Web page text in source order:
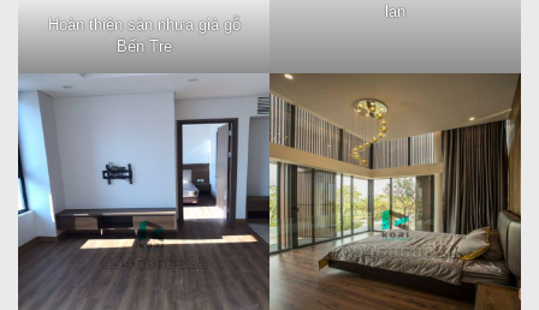
Hoàn thiện sàn nhựa giả gỗ
Bến Tre
lan